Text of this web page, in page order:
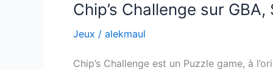
Chip’s Challenge sur GBA,
Jeux / alekmaul
Chip’s Challenge est un Puzzle game, à